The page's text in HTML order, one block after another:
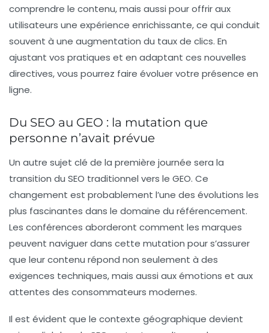
comprendre le contenu, mais aussi pour offrir aux
utilisateurs une expérience enrichissante, ce qui conduit
souvent à une augmentation du taux de clics. En
ajustant vos pratiques et en adaptant ces nouvelles
directives, vous pourrez faire évoluer votre présence en
ligne.
Du SEO au GEO : la mutation que
personne n’avait prévue
Un autre sujet clé de la première journée sera la
transition du SEO traditionnel vers le GEO. Ce
changement est probablement l’une des évolutions les
plus fascinantes dans le domaine du référencement.
Les conférences aborderont comment les marques
peuvent naviguer dans cette mutation pour s’assurer
que leur contenu répond non seulement à des
exigences techniques, mais aussi aux émotions et aux
attentes des consommateurs modernes.
Il est évident que le contexte géographique devient